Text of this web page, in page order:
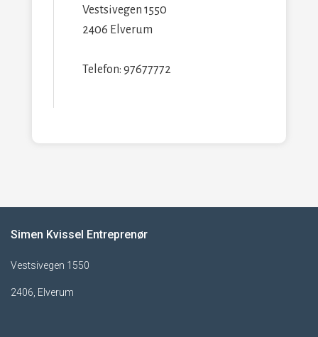
Vestsivegen 1550
2406 Elverum
Telefon: 97677772
Simen Kvissel Entreprenør
Vestsivegen 1550
2406, Elverum